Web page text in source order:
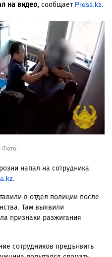
на видео, сообщает Press.kz.
Фото:
напал на сотрудника
.
в отдел полиции после
Там выявили
признаки разжигания
сотрудников предъявить